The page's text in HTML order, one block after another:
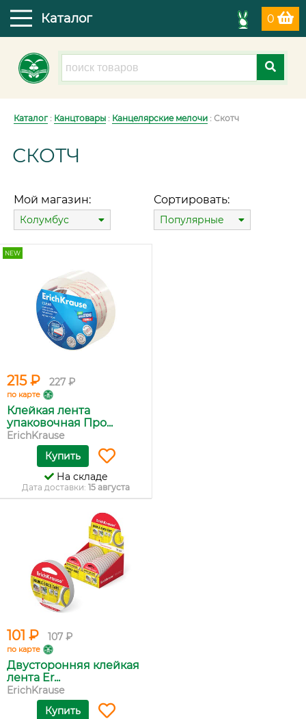
0
Каталог
Каталог: Канцтовары : Канцелярские мелочи : Скотч
СКОТЧ
Мой магазин:
Колумбус
Сортировать:
Популярные
NEW
215 ₽ 227 ₽
по карте
Клейкая лента
упаковочная Про...
ErichKrause
Купить
На складе
Дата доставки: 15 августа
101 ₽ 107 ₽
по карте
Двусторонняя клейкая
лента Er...
ErichKrause
Купить